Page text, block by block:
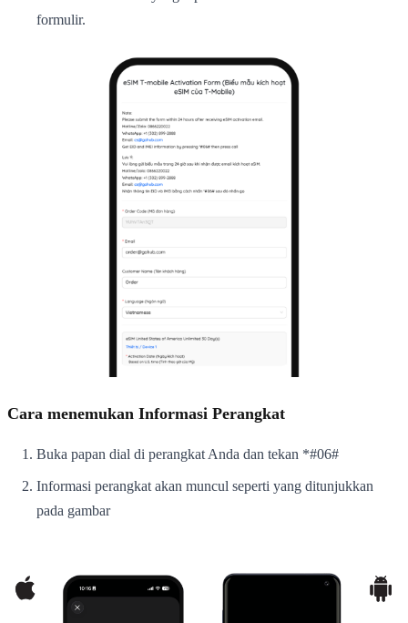
formulir.
Cara menemukan Informasi Perangkat
Buka papan dial di perangkat Anda dan tekan *#06#
Informasi perangkat akan muncul seperti yang ditunjukkan
pada gambar